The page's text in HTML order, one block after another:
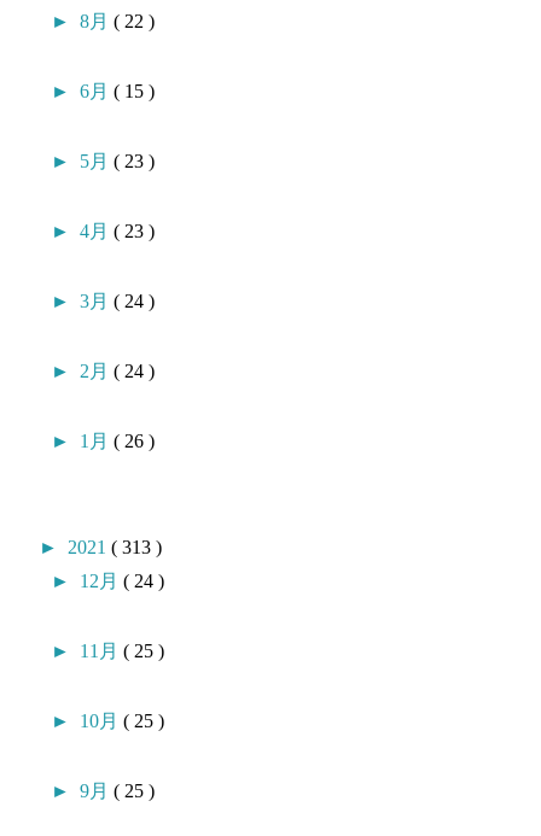
►8月( 22 )
►6月( 15 )
► 5月( 23 )
►4月( 23 )
►3月( 24 )
► 2月( 24 )
► 1月( 26 )
► 2021( 313 )
► 12月( 24 )
► 11月( 25 )
► 10月( 25 )
►9月( 25 )